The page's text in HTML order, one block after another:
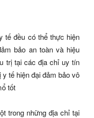
tế đều có thể thực hiện
bảo an toàn và hiệu
trị tại các địa chỉ uy tín
tế hiện đại đảm bảo vô
tốt
trong những địa chỉ tại